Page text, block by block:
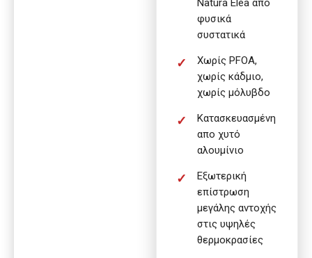
Natura Eléa απο
φυσικά
συστατικά
Χωρίς PFOA,
χωρίς κάδμιο,
χωρίς μόλυβδο
Κατασκευασμένη
απο χυτό
αλουμίνιο
Εξωτερική
επίστρωση
μεγάλης αντοχής
στις υψηλές
θερμοκρασίες